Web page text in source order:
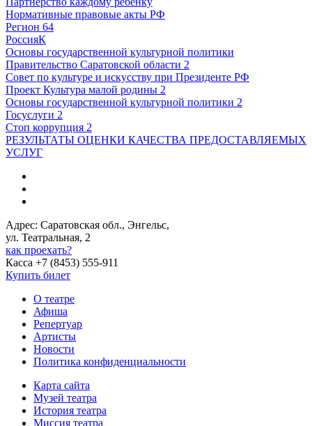
Нормативные правовые акты РФ
Регион 64
РоссияК
Основы государственной культурной политики
Правительство Саратовской области 2
Совет по культуре и искусству при Президенте РФ
Проект Культура малой родины 2
Основы государственной культурной политики 2
Госуслуги 2
Стоп коррупция 2
РЕЗУЛЬТАТЫ ОЦЕНКИ КАЧЕСТВА ПРЕДОСТАВЛЯЕМЫХ
УСЛУГ
Адрес: Саратовская обл., Энгельс,
ул. Театральная, 2
как проехать?
Касса +7 (8453) 555-911
Купить билет
О театре
Афиша
Репертуар
Артисты
Новости
Политика конфиденциальности
Карта сайта
Музей театра
История театра
Миссия театра